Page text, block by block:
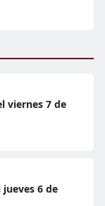
viernes 7 de
6 de